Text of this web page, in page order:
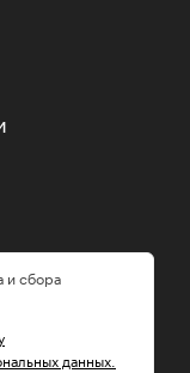
и сбора
данных.